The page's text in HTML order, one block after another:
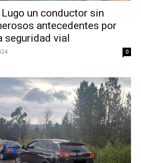
un conductor sin
antecedentes por
seguridad vial
0